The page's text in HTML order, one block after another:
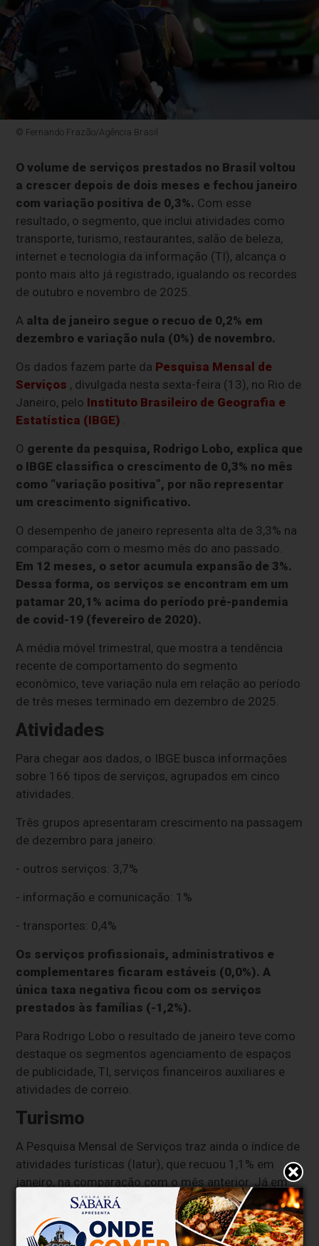
© Fernando Frazão/Agência Brasil
O volume de serviços prestados no Brasil voltou
a crescer depois de dois meses e fechou janeiro
com variação positiva de 0,3%. Com esse
resultado, o segmento, que inclui atividades como
transporte, turismo, restaurantes, salão de beleza,
internet e tecnologia da informação (TI), alcança o
ponto mais alto já registrado, igualando os recordes
de outubro e novembro de 2025.
A alta de janeiro segue o recuo de 0,2% em
dezembro e variação nula (0%) de novembro.
Os dados fazem parte da Pesquisa Mensal de
Serviços , divulgada nesta sexta-feira (13), no Rio de
Janeiro, pelo Instituto Brasileiro de Geografia e
Estatística (IBGE) .
O gerente da pesquisa, Rodrigo Lobo, explica que
o IBGE classifica o crescimento de 0,3% no mês
como “variação positiva”, por não representar
um crescimento significativo.
O desempenho de janeiro representa alta de 3,3% na
comparação com o mesmo mês do ano passado.
Em 12 meses, o setor acumula expansão de 3%.
Dessa forma, os serviços se encontram em um
patamar 20,1% acima do período pré-pandemia
de covid-19 (fevereiro de 2020).
A média móvel trimestral, que mostra a tendência
recente de comportamento do segmento
econômico, teve variação nula em relação ao período
de três meses terminado em dezembro de 2025.
Atividades
Para chegar aos dados, o IBGE busca informações
sobre 166 tipos de serviços, agrupados em cinco
atividades.
Três grupos apresentaram crescimento na passagem
de dezembro para janeiro:
- outros serviços: 3,7%
- informação e comunicação: 1%
- transportes: 0,4%
Os serviços profissionais, administrativos e
complementares ficaram estáveis (0,0%). A
única taxa negativa ficou com os serviços
prestados às famílias (-1,2%).
Para Rodrigo Lobo o resultado de janeiro teve como
destaque os segmentos agenciamento de espaços
de publicidade, TI, serviços financeiros auxiliares e
atividades de correio.
Turismo
A Pesquisa Mensal de Serviços traz ainda o índice de
atividades turísticas (Iatur), que recuou 1,1% em
janeiro, na comparação com o mês anterior. Já em
comparação com o mesmo mês de 2025, há
expansão de 3,5%, puxada pelos ramos de transporte
aéreo de passageiros; agências de viagens;